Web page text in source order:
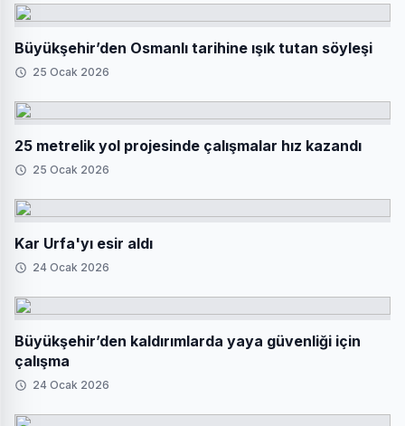
Büyükşehir’den Osmanlı tarihine ışık tutan söyleşi
25 Ocak 2026
25 metrelik yol projesinde çalışmalar hız kazandı
25 Ocak 2026
Kar Urfa'yı esir aldı
24 Ocak 2026
Büyükşehir’den kaldırımlarda yaya güvenliği için
çalışma
24 Ocak 2026